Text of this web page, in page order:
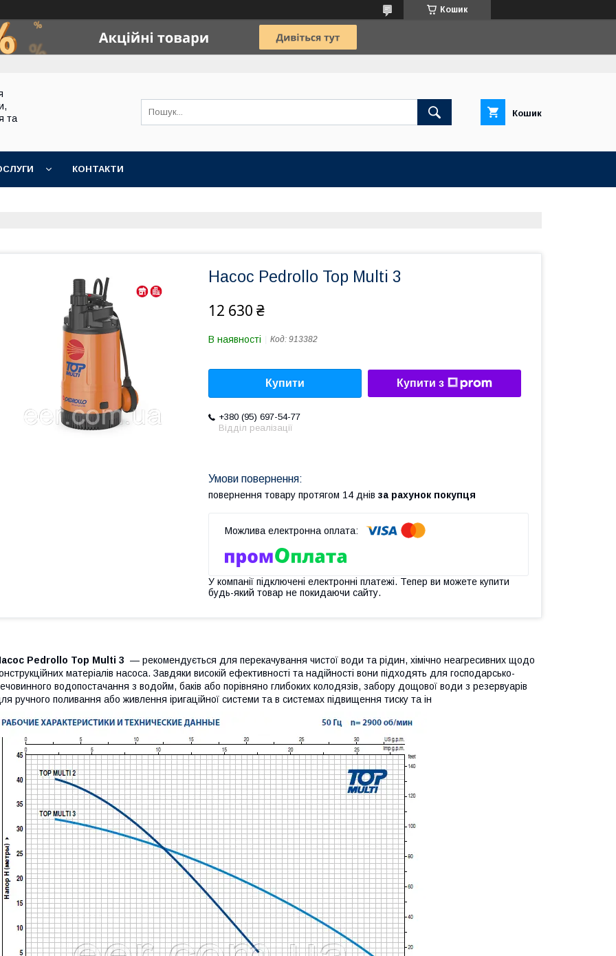
Кошик
та
Кошик
КОНТАКТИ
Насос Pedrollo Top Multi 3
12 630 ₴
В наявності Код: 913382
Купити Купити з
+380 (95) 697-54-77
Відділ реалізації
повернення товару протягом 14 днів за рахунок покупця
У компанії підключені електронні платежі. Тепер ви можете купити
будь-який товар не покидаючи сайту.
Pedrollo Top Multi 3 — рекомендується для перекачування чистої води та рідин, хімічно неагресивних щодо
матеріалів насоса. Завдяки високій ефективності та надійності вони підходять для господарсько-
водопостачання з водойм, баків або порівняно глибоких колодязів, забору дощової води з резервуарів
ручного поливання або живлення іригаційної системи та в системах підвищення тиску та ін